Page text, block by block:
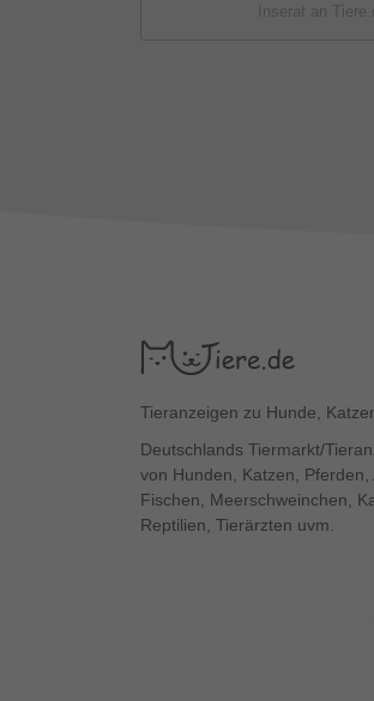
Inserat an
Tieranzeigen zu Hunde,
Deutschlands Tiermarkt/
von Hunden, Katzen,
Fischen, Meerschweinchen,
Reptilien, Tierärzten uvm.